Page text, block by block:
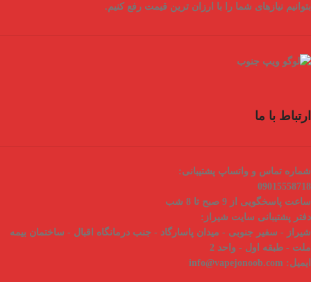
بتوانیم نیازهای شما را با ارزان ترین قیمت رفع کنیم.
ارتباط با ما
شماره تماس و واتساپ پشتیبانی:
09015558718
ساعت پاسخگویی از 9 صبح تا 8 شب
دفتر پشتیبانی سایت شیراز:
شیراز - سفیر جنوبی - میدان پاسارگاد - جنب درمانگاه اقبال - ساختمان بیمه
ملت - طبقه اول - واحد 2
ایمیل: